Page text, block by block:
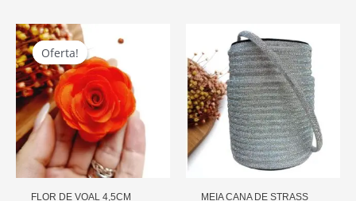
Oferta!
Oferta!
FLOR DE VOAL 4,5CM
O
Preço
Original
Era:
R$ 4,50.
Preço
É:
R$ 4,00.
MEIA CANA DE STRASS